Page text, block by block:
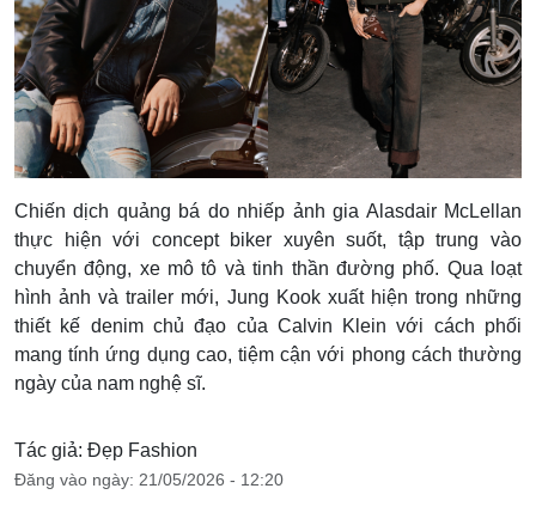
Chiến dịch quảng bá do nhiếp ảnh gia Alasdair McLellan
thực hiện với concept biker xuyên suốt, tập trung vào
chuyển động, xe mô tô và tinh thần đường phố. Qua loạt
hình ảnh và trailer mới, Jung Kook xuất hiện trong những
thiết kế denim chủ đạo của Calvin Klein với cách phối
mang tính ứng dụng cao, tiệm cận với phong cách thường
ngày của nam nghệ sĩ.
Tác giả: Đẹp Fashion
Đăng vào ngày: 21/05/2026 - 12:20